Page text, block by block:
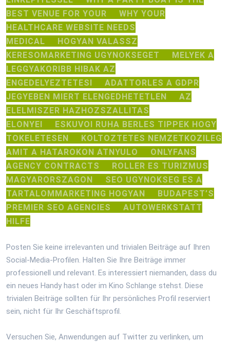
BEST VENUE FOR YOUR
WHY YOUR
HEALTHCARE WEBSITE NEEDS
MEDICAL
HOGYAN VALASSZ
KERESOMARKETING UGYNOKSEGET
MELYEK A
LEGGYAKORIBB HIBAK AZ
ENGEDELYEZTETESI
ADATTORLES A GDPR
JEGYEBEN MIERT ELENGEDHETETLEN
AZ
ELELMISZER HAZHOZSZALLITAS
ELONYEI
ESKUVOI RUHA BERLES TIPPEK HOGY
TOKELETESEN
KOLTOZTETES NEMZETKOZILEG
AMIT A HATAROKON ATNYULO
ONLYFANS
AGENCY CONTRACTS
ROLLER ES TURIZMUS
MAGYARORSZAGON
SEO UGYNOKSEG ES A
TARTALOMMARKETING HOGYAN
BUDAPEST’S
PREMIER SEO AGENCIES
AUTOWERKSTATT
HILFE
Posten Sie keine irrelevanten und trivialen Beiträge auf Ihren
Social-Media-Profilen. Halten Sie Ihre Beiträge immer
professionell und relevant. Es interessiert niemanden, dass du
ein neues Handy hast oder im Kino Schlange stehst. Diese
trivialen Beiträge sollten für Ihr persönliches Profil reserviert
sein, nicht für Ihr Geschäftsprofil.
Versuchen Sie, Anwendungen auf Twitter zu verlinken, um